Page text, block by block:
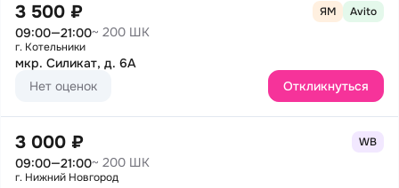
3 500 ₽
09:00—21:00~ 200 ШК
ЯМ Avito
г. Котельники
мкр. Силикат, д. 6А
Нет оценок
Откликнуться
3 000 ₽
09:00—21:00~ 200 ШК
WB
г. Нижний Новгород